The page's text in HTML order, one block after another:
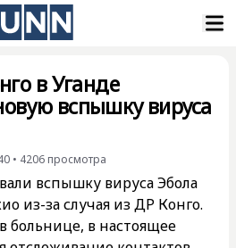
в Уганде
вспышку вируса
• 4206 просмотра
вспышку вируса Эбола
из-за случая из ДР Конго.
больнице, в настоящее